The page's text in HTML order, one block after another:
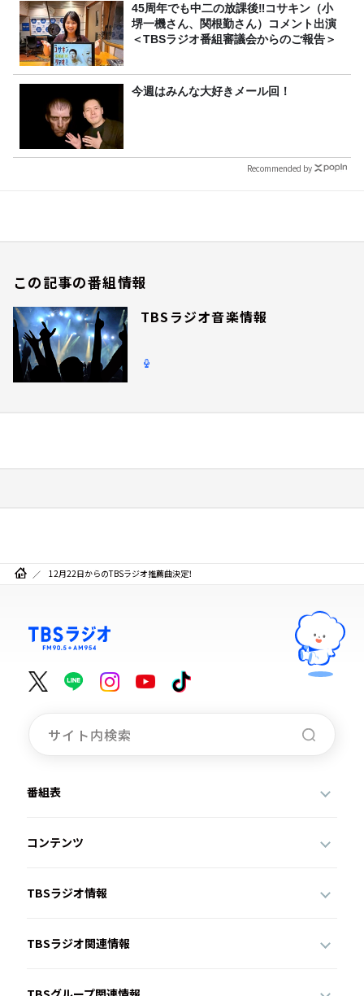
45周年でも中二の放課後‼コサキン（小
堺一機さん、関根勤さん）コメント出演
＜TBSラジオ番組審議会からのご報告＞
今週はみんな大好きメール回！
Recommended by
この記事の番組情報
TBSラジオ音楽情報
12月22日からのTBSラジオ推薦曲決定！
番組表
コンテンツ
TBSラジオ情報
TBSラジオ関連情報